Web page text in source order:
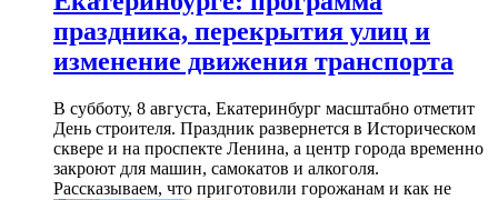
праздника, перекрытия улиц и
изменение движения транспорта
В субботу, 8 августа, Екатеринбург масштабно отметит
День строителя. Праздник развернется в Историческом
сквере и на проспекте Ленина, а центр города временно
закроют для машин, самокатов и алкоголя.
Рассказываем, что приготовили горожанам и как не